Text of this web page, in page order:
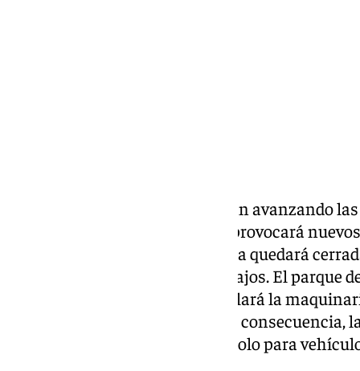
Este lunes, 6 de octubre, seguirán avanzando
, lo que provocará
10:00 horas, la avenida Purísima quedará
hasta la finalización de los trabajos. El parque
recinto de obras, donde se instalará la
rampa de acceso al túnel. Como
a ser vía sin salida, con acceso solo para